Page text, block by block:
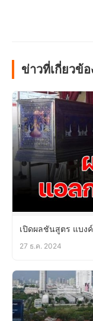
ข่าวที่เกี่ยวข้อ
เปิดผลชันสูตร แบง
27 ธ.ค. 2024